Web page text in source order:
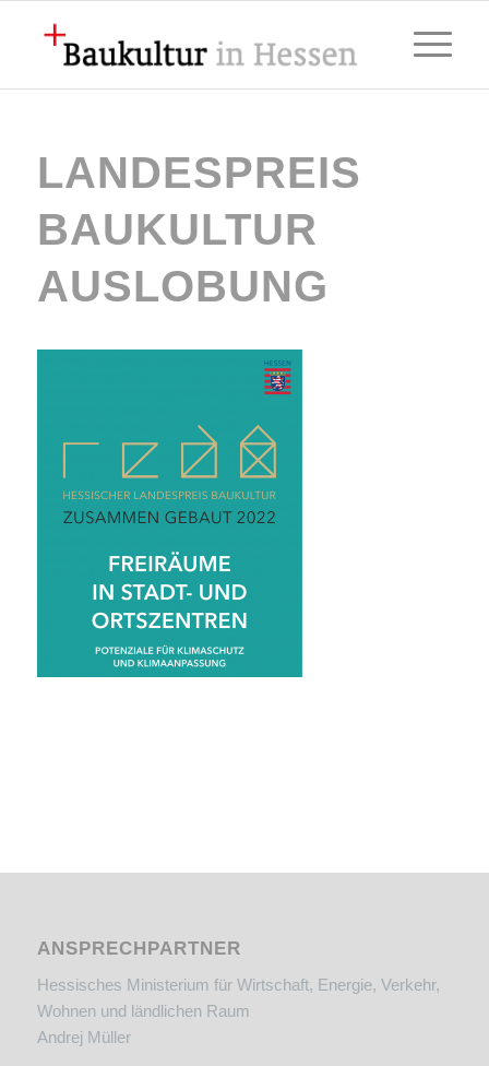
LANDESPREIS
BAUKULTUR
AUSLOBUNG
ANSPRECHPARTNER
Hessisches Ministerium für Wirtschaft, Energie, Verkehr,
Wohnen und ländlichen Raum
Andrej Müller